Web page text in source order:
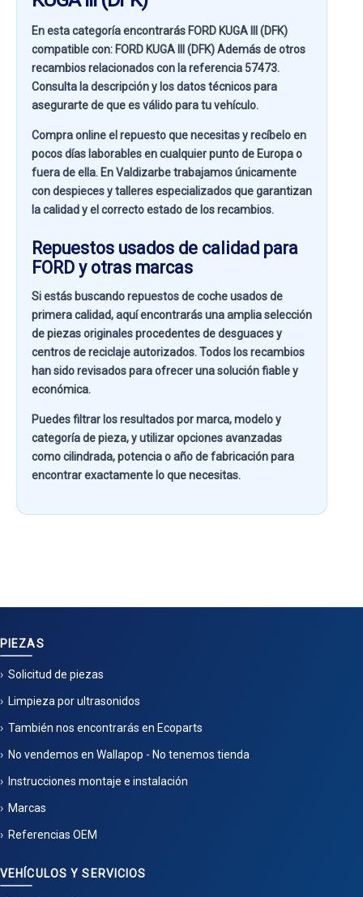
En esta categoría encontrarás FORD KUGA III (DFK)
compatible con: FORD KUGA III (DFK)Además de otros
recambios relacionados con la referencia 57473.
Consulta la descripción y los datos técnicos para
asegurarte de que es válido para tu vehículo.
Compra online el repuesto que necesitas y recíbelo en
pocos días laborables en cualquier punto de Europa o
fuera de ella. EnValdizarbetrabajamos únicamente
con despieces y talleres especializados que garantizan
la calidad y el correcto estado de los recambios.
Repuestos usados de calidad para
FORD y otras marcas
Si estás buscandorepuestos de coche usados de
primera calidad, aquí encontrarás una amplia selección
de piezas originales procedentes de desguaces y
centros de reciclaje autorizados. Todos los recambios
han sido revisados para ofrecer una solución fiable y
económica.
Puedes filtrar los resultados pormarca, modelo y
categoría de pieza, y utilizar opciones avanzadas
comocilindrada, potencia o año de fabricaciónpara
encontrar exactamente lo que necesitas.
PIEZAS
Solicitud de piezas
Limpieza por ultrasonidos
También nos encontrarás en Ecoparts
No vendemos en Wallapop - No tenemos tienda
Instrucciones montaje e instalación
Marcas
Referencias OEM
VEHÍCULOS Y SERVICIOS